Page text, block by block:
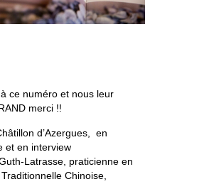
ce numéro et nous leur
merci !!
d’Azergues, en
et en interview
Latrasse, praticienne en
Chinoise,